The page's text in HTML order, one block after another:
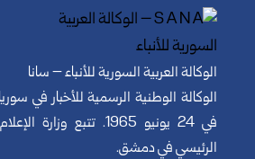
الوكالة العربية السورية للأنباء – سانا
الوكالة الوطنية الرسمية للأخبار في
في 24 يونيو 1965. تتبع وزارة
الرئيسي في دمشق.